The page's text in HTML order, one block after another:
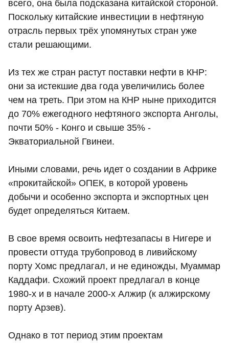
всего, она была подсказана китайской стороной.
Поскольку китайские инвестиции в нефтяную
отрасль первых трёх упомянутых стран уже
стали решающими.
Из тех же стран растут поставки нефти в КНР:
они за истекшие два года увеличились более
чем на треть. При этом на КНР ныне приходится
до 70% ежегодного нефтяного экспорта Анголы,
почти 50% - Конго и свыше 35% -
Экваториальной Гвинеи.
Иными словами, речь идет о создании в Африке
«прокитайской» ОПЕК, в которой уровень
добычи и особенно экспорта и экспортных цен
будет определяться Китаем.
В свое время освоить нефтезапасы в Нигере и
провести оттуда трубопровод в ливийскому
порту Хомс предлагал, и не единожды, Муаммар
Каддафи. Схожий проект предлагал в конце
1980-х и в начале 2000-х Алжир (к алжирскому
порту Арзев).
Однако в тот период этим проектам